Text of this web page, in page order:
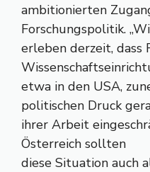
ambitionierten
Forschungspolitik.
erleben derzeit, dass
etwa in den USA,
politischen Druck
ihrer Arbeit
Österreich sollten
diese Situation auch